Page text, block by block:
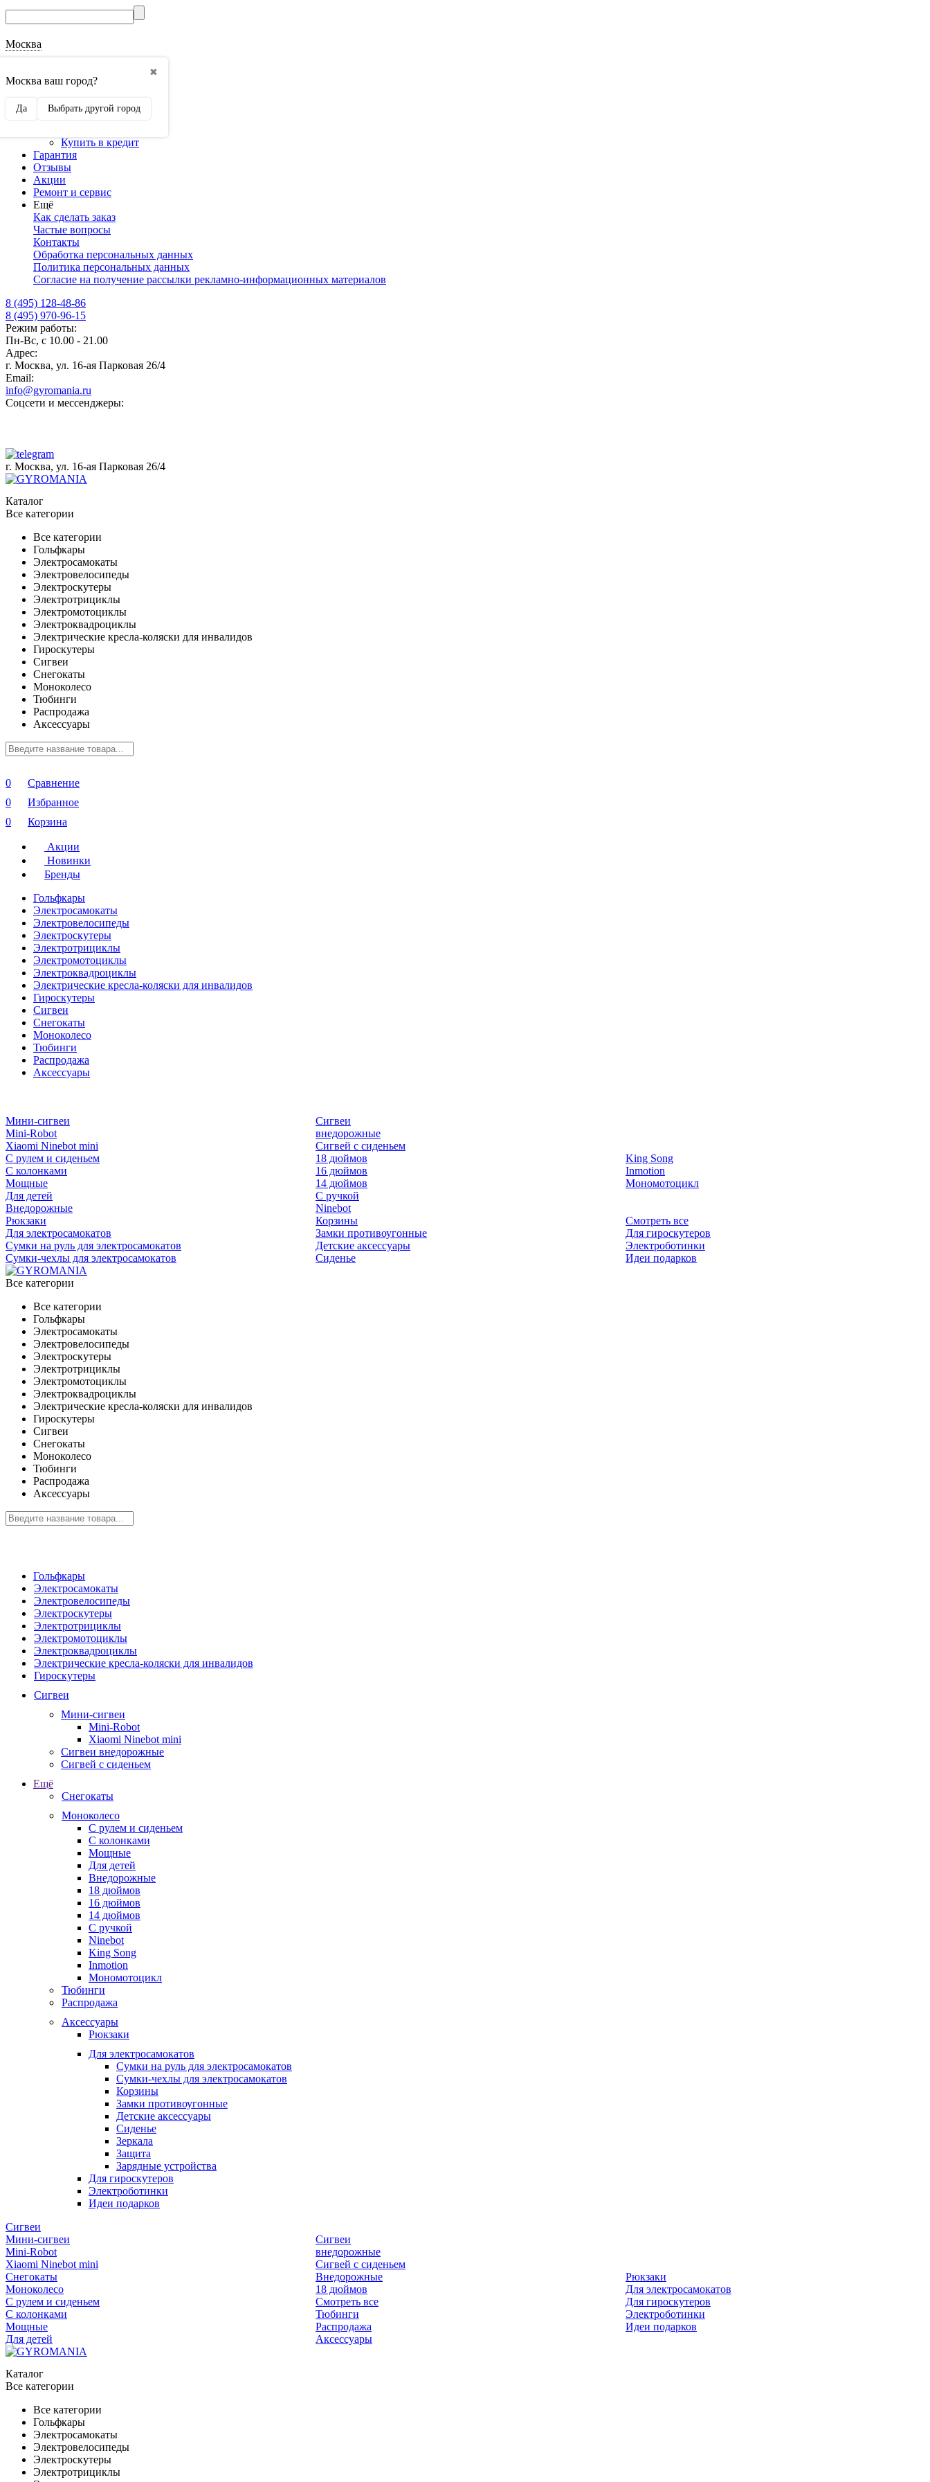
Москва
✖
Москва ваш город?
Да Выбрать другой город
Наши реквизиты
Оптовикам
Сотрудничество
Купить в кредит
Гарантия
Отзывы
Акции
Ремонт и сервис
Ещё
Как сделать заказ
Частые вопросы
Контакты
Обработка персональных данных
Политика персональных данных
Согласие на получение рассылки рекламно-информационных материалов
8 (495) 128-48-86
8 (495) 970-96-15
Режим работы:
Пн-Вс, с 10.00 - 21.00
Адрес:
г. Москва, ул. 16-ая Парковая 26/4
Email:
info@gyromania.ru
Соцсети и мессенджеры:
г. Москва, ул. 16-ая Парковая 26/4
Каталог
Все категории
Все категории
Гольфкары
Электросамокаты
Электровелосипеды
Электроскутеры
Электротрициклы
Электромотоциклы
Электроквадроциклы
Электрические кресла-коляски для инвалидов
Гироскутеры
Сигвеи
Снегокаты
Моноколесо
Тюбинги
Распродажа
Аксессуары
0
Сравнение
0
Избранное
0
Корзина
Акции
Новинки
Бренды
Гольфкары
Электросамокаты
Электровелосипеды
Электроскутеры
Электротрициклы
Электромотоциклы
Электроквадроциклы
Электрические кресла-коляски для инвалидов
Гироскутеры
Сигвеи
Снегокаты
Моноколесо
Тюбинги
Распродажа
Аксессуары
Мини-сигвеи
Mini-Robot
Xiaomi Ninebot mini
Сигвеи
внедорожные
Сигвей с сиденьем
С рулем и сиденьем
С колонками
Мощные
Для детей
Внедорожные
18 дюймов
16 дюймов
14 дюймов
С ручкой
Ninebot
King Song
Inmotion
Мономотоцикл
Рюкзаки
Для электросамокатов
Сумки на руль для электросамокатов
Сумки-чехлы для электросамокатов
Корзины
Замки противоугонные
Детские аксессуары
Сиденье
Смотреть все
Для гироскутеров
Электроботинки
Идеи подарков
Все категории
Все категории
Гольфкары
Электросамокаты
Электровелосипеды
Электроскутеры
Электротрициклы
Электромотоциклы
Электроквадроциклы
Электрические кресла-коляски для инвалидов
Гироскутеры
Сигвеи
Снегокаты
Моноколесо
Тюбинги
Распродажа
Аксессуары
Гольфкары
Электросамокаты
Электровелосипеды
Электроскутеры
Электротрициклы
Электромотоциклы
Электроквадроциклы
Электрические кресла-коляски для инвалидов
Гироскутеры
Сигвеи
Мини-сигвеи
Mini-Robot
Xiaomi Ninebot mini
Сигвеи внедорожные
Сигвей с сиденьем
Ещё
Снегокаты
Моноколесо
С рулем и сиденьем
С колонками
Мощные
Для детей
Внедорожные
18 дюймов
16 дюймов
14 дюймов
С ручкой
Ninebot
King Song
Inmotion
Мономотоцикл
Тюбинги
Распродажа
Аксессуары
Рюкзаки
Для электросамокатов
Сумки на руль для электросамокатов
Сумки-чехлы для электросамокатов
Корзины
Замки противоугонные
Детские аксессуары
Сиденье
Зеркала
Защита
Зарядные устройства
Для гироскутеров
Электроботинки
Идеи подарков
Сигвеи
Мини-сигвеи
Mini-Robot
Xiaomi Ninebot mini
Сигвеи
внедорожные
Сигвей с сиденьем
Снегокаты
Моноколесо
С рулем и сиденьем
С колонками
Мощные
Для детей
Внедорожные
18 дюймов
Смотреть все
Тюбинги
Распродажа
Аксессуары
Рюкзаки
Для электросамокатов
Для гироскутеров
Электроботинки
Идеи подарков
Каталог
Все категории
Все категории
Гольфкары
Электросамокаты
Электровелосипеды
Электроскутеры
Электротрициклы